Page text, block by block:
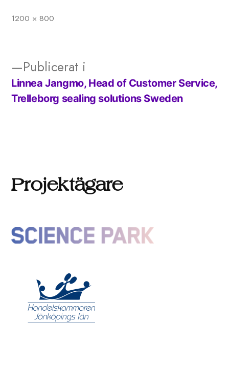
Full
1200 × 800
Inläggsnavigering
Publicerat i
Linnea Jangmo, Head of Customer Service,
Trelleborg sealing solutions Sweden
Projektägare